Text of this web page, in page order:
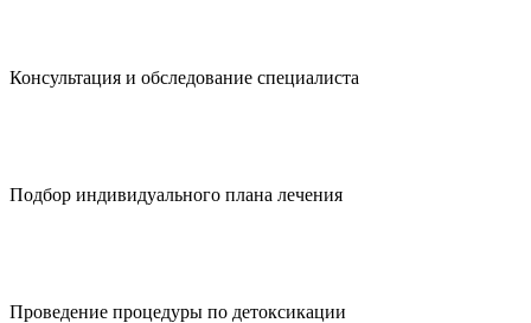
Консультация и обследование специалиста
Подбор индивидуального плана лечения
Проведение процедуры по детоксикации